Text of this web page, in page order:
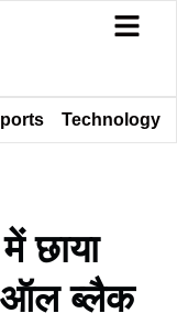
Technology
छाया
ऑल ब्लैक